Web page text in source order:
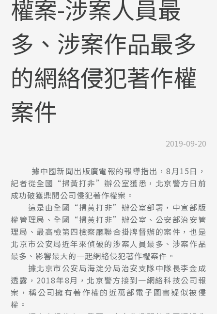
權案-涉案人員最
多、涉案作品最多
的網絡侵犯著作權
案件
2019-09-20
據中國新聞出版廣電報的報導指出，8月15日，
記者從全國“掃黃打非”辦公室獲悉，北京警方日前
成功破獲鼎閱公司侵犯著作權案。
這是由全國“掃黃打非”辦公室部署，中宣部版
權管理局、全國“掃黃打非”辦公室、公安部治安管
理局、最高檢第四檢察廳聯合掛牌督辦的案件，也是
北京市公安局近年來偵破的涉案人員最多、涉案作品
最多、影響最大的一起網絡侵犯著作權案件。
據北京市公安局海淀分局治安支隊中隊長李金成
透露，2018年8月，北京警方接到一網絡科技公司報
案，稱公司擁有著作權的近萬部電子圖書疑似被侵
權。